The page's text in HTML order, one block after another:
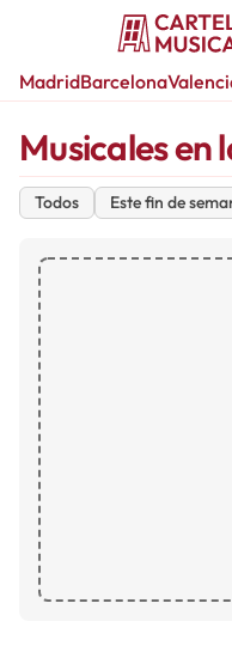
MadridBarcelona
Musicales en
Todos Este fin de